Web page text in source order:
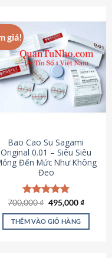
thể
được
chọn
trên
trang
sản
phẩm
giá!
Bao Cao Su Sagami
Original 0.01 – Siêu Siêu
Đến Mức Như Không
Đeo
Được xếp
hạng4.83
5 sao
700,000₫ Giá
là:
700,000 ₫.
495,000₫Giá
tại
THÊM VÀO GIỎ HÀNG